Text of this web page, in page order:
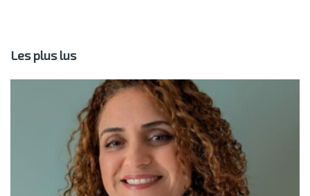
Les plus lus